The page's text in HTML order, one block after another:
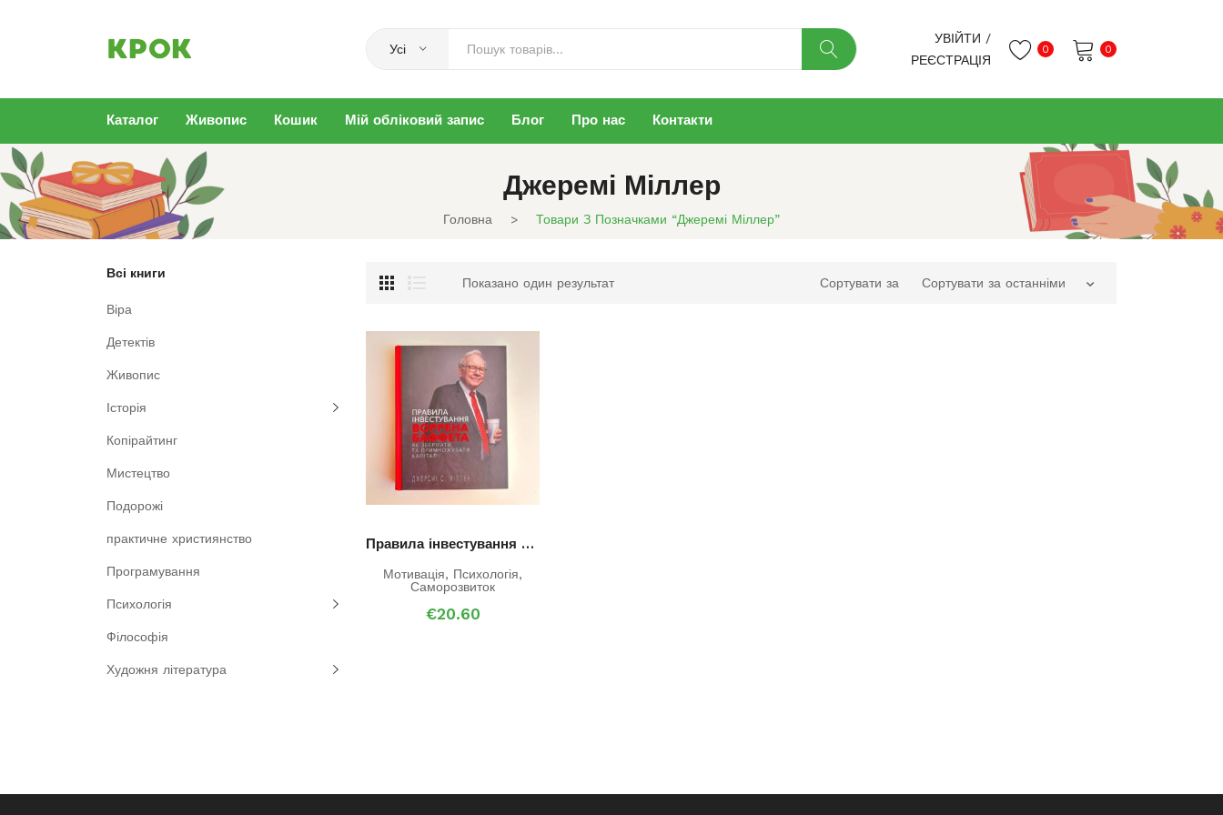
Усі
УВІЙТИ /
РЕЄСТРАЦІЯ
0 0
Каталог Живопис Кошик Мій обліковий запис Блог Про нас Контакти
Джеремі Міллер
Головна > Товари З Позначками “Джеремі Міллер”
Показано один результат Сортувати за Сортувати за останніми
Правила інвестування Воррена Баффета. Як зберігати та примножувати капітал
Мотивація, Психологія,
Саморозвиток
€20.60
Всі книги
Віра
Детектів
Живопис
Історія
Копірайтинг
Мистецтво
Подорожі
практичне християнство
Програмування
Психологія
Філософія
Художня література